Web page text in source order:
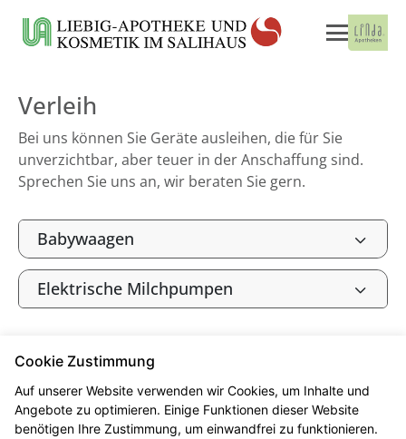
Verleih
Bei uns können Sie Geräte ausleihen, die für Sie
unverzichtbar, aber teuer in der Anschaffung sind.
Sprechen Sie uns an, wir beraten Sie gern.
Babywaagen
Elektrische Milchpumpen
Seitenübersicht Kontakt
Impressum
Datenschutz
Barrierefreiheit
Cookie Zustimmung
Auf unserer Website verwenden wir Cookies, um Inhalte und
Angebote zu optimieren. Einige Funktionen dieser Website
benötigen Ihre Zustimmung, um einwandfrei zu funktionieren.